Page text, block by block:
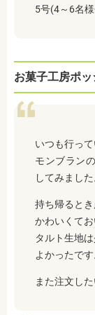
5号(4～6名
お菓子工房ポッ
いつも行っ
モンブラン
してみました
持ち帰ると
かわいくてお
タルト生地
よかったです
また注文した